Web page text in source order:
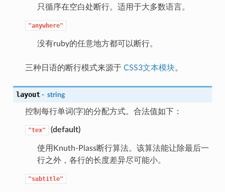
只循序在空白处断行。适用于大多数语言。
"anywhere"
没有ruby的任意地方都可以断行。
三种日语的断行模式来源于 CSS3文本模块。
layout - string
控制每行单词(字)的分配方式。合法值如下：
"tex" (default)
使用Knuth-Plass断行算法。该算法能让除最后一
行之外，各行的长度差异尽可能小。
"subtitle"